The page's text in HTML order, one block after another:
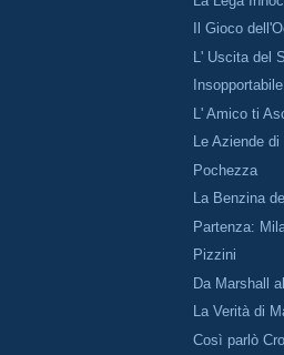
Il Gioco
L' Uscita del
Insopportabile
L' Amico ti
Le Aziende
Pochezza
La Benzina
Partenza:
Pizzini
Da Marshall
La Verità di
Così parlò